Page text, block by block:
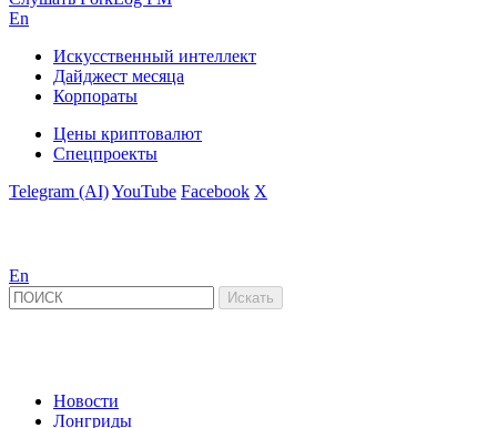
En
Искусственный интеллект
Дайджест месяца
Корпораты
Цены криптовалют
Спецпроекты
Telegram (AI)YouTube Facebook X
En
Новости
Лонгриды